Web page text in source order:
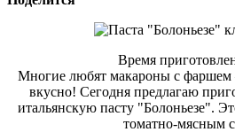
Время
Многие любят макароны с фаршем
вкусно! Сегодня предлагаю
итальянскую пасту "Болоньезе".
томатно-мясным